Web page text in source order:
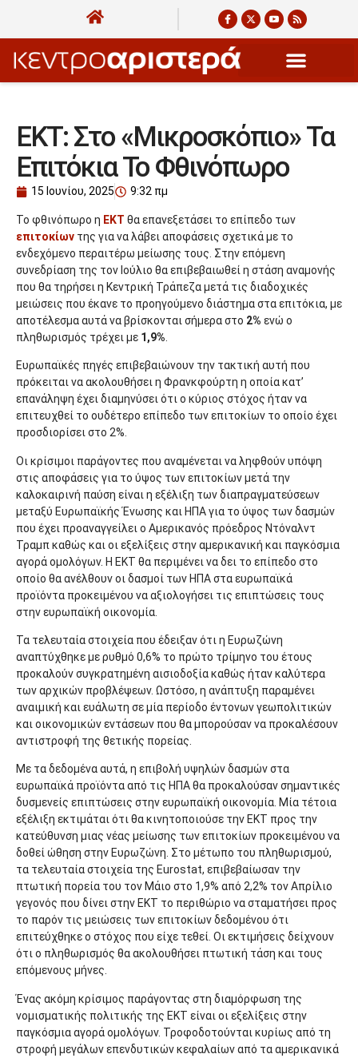
ΕΚΤ: Στο «μικροσκόπιο» Τα
Επιτόκια Το Φθινόπωρο
15 Ιουνίου, 2025 9:32 πμ
Το φθινόπωρο η ΕΚΤ θα επανεξετάσει το επίπεδο των
επιτοκίων της για να λάβει αποφάσεις σχετικά με το
ενδεχόμενο περαιτέρω μείωσης τους. Στην επόμενη
συνεδρίαση της τον Ιούλιο θα επιβεβαιωθεί η στάση αναμονής
που θα τηρήσει η Κεντρική Τράπεζα μετά τις διαδοχικές
μειώσεις που έκανε το προηγούμενο διάστημα στα επιτόκια, με
αποτέλεσμα αυτά να βρίσκονται σήμερα στο 2% ενώ ο
πληθωρισμός τρέχει με 1,9%
Ευρωπαϊκές πηγές επιβεβαιώνουν την τακτική αυτή που
πρόκειται να ακολουθήσει η Φρανκφούρτη η οποία κατ’
επανάληψη έχει διαμηνύσει ότι ο κύριος στόχος ήταν να
επιτευχθεί το ουδέτερο επίπεδο των επιτοκίων το οποίο έχει
προσδιορίσει στο 2%.
Οι κρίσιμοι παράγοντες που αναμένεται να ληφθούν υπόψη
στις αποφάσεις για το ύψος των επιτοκίων μετά την
καλοκαιρινή παύση είναι η εξέλιξη των διαπραγματεύσεων
μεταξύ Ευρωπαϊκής Ένωσης και ΗΠΑ για το ύψος των δασμών
που έχει προαναγγείλει ο Αμερικανός πρόεδρος Ντόναλντ
Τραμπ καθώς και οι εξελίξεις στην αμερικανική και παγκόσμια
αγορά ομολόγων. Η ΕΚΤ θα περιμένει να δει το επίπεδο στο
οποίο θα ανέλθουν οι δασμοί των ΗΠΑ στα ευρωπαϊκά
προϊόντα προκειμένου να αξιολογήσει τις επιπτώσεις τους
στην ευρωπαϊκή οικονομία.
Τα τελευταία στοιχεία που έδειξαν ότι η Ευρωζώνη
αναπτύχθηκε με ρυθμό 0,6% το πρώτο τρίμηνο του έτους
προκαλούν συγκρατημένη αισιοδοξία καθώς ήταν καλύτερα
των αρχικών προβλέψεων. Ωστόσο, η ανάπτυξη παραμένει
αναιμική και ευάλωτη σε μία περίοδο έντονων γεωπολιτικών
και οικονομικών εντάσεων που θα μπορούσαν να προκαλέσουν
αντιστροφή της θετικής πορείας.
Με τα δεδομένα αυτά, η επιβολή υψηλών δασμών στα
ευρωπαϊκά προϊόντα από τις ΗΠΑ θα προκαλούσαν σημαντικές
δυσμενείς επιπτώσεις στην ευρωπαϊκή οικονομία. Μία τέτοια
εξέλιξη εκτιμάται ότι θα κινητοποιούσε την ΕΚΤ προς την
κατεύθυνση μιας νέας μείωσης των επιτοκίων προκειμένου να
δοθεί ώθηση στην Ευρωζώνη. Στο μέτωπο του πληθωρισμού,
τα τελευταία στοιχεία της Eurostat, επιβεβαίωσαν την
πτωτική πορεία του τον Μάιο στο 1,9% από 2,2% τον Απρίλιο
γεγονός που δίνει στην ΕΚΤ το περιθώριο να σταματήσει προς
το παρόν τις μειώσεις των επιτοκίων δεδομένου ότι
επιτεύχθηκε ο στόχος που είχε τεθεί. Οι εκτιμήσεις δείχνουν
ότι ο πληθωρισμός θα ακολουθήσει πτωτική τάση και τους
επόμενους μήνες.
Ένας ακόμη κρίσιμος παράγοντας στη διαμόρφωση της
νομισματικής πολιτικής της ΕΚΤ είναι οι εξελίξεις στην
παγκόσμια αγορά ομολόγων. Τροφοδοτούνται κυρίως από τη
στροφή μεγάλων επενδυτικών κεφαλαίων από τα αμερικανικά